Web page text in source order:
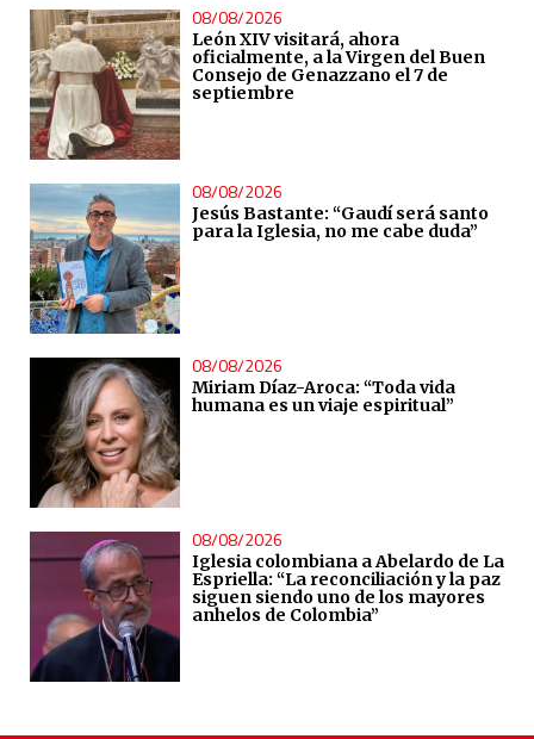
08/08/2026
León XIV visitará, ahora
oficialmente, a la Virgen del Buen
Consejo de Genazzano el 7 de
septiembre
08/08/2026
Jesús Bastante: “Gaudí será santo
para la Iglesia, no me cabe duda”
08/08/2026
Miriam Díaz-Aroca: “Toda vida
humana es un viaje espiritual”
08/08/2026
Iglesia colombiana a Abelardo de La
Espriella: “La reconciliación y la paz
siguen siendo uno de los mayores
anhelos de Colombia”